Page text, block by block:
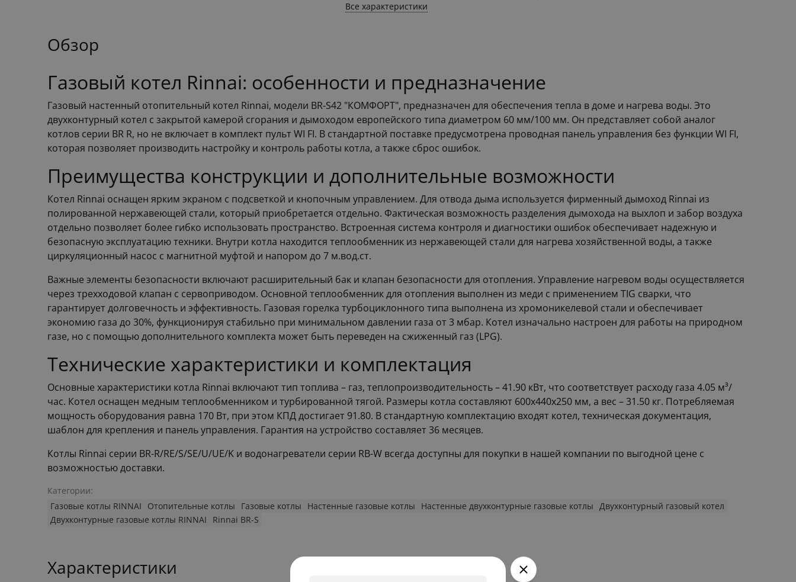
Все характеристики
Обзор
Газовый котел Rinnai: особенности и предназначение
Газовый настенный отопительный котел Rinnai, модели BR-S42 "КОМФОРТ", предназначен для обеспечения тепла в доме и нагрева воды. Это
двухконтурный котел с закрытой камерой сгорания и дымоходом европейского типа диаметром 60 мм/100 мм. Он представляет собой аналог
котлов серии BR R, но не включает в комплект пульт WI FI. В стандартной поставке предусмотрена проводная панель управления без функции WI FI,
которая позволяет производить настройку и контроль работы котла, а также сброс ошибок.
Преимущества конструкции и дополнительные возможности
Котел Rinnai оснащен ярким экраном с подсветкой и кнопочным управлением. Для отвода дыма используется фирменный дымоход Rinnai из
полированной нержавеющей стали, который приобретается отдельно. Фактическая возможность разделения дымохода на выхлоп и забор воздуха
отдельно позволяет более гибко использовать пространство. Встроенная система контроля и диагностики ошибок обеспечивает надежную и
безопасную эксплуатацию техники. Внутри котла находится теплообменник из нержавеющей стали для нагрева хозяйственной воды, а также
циркуляционный насос с магнитной муфтой и напором до 7 м.вод.ст.
Важные элементы безопасности включают расширительный бак и клапан безопасности для отопления. Управление нагревом воды осуществляется
через трехходовой клапан с сервоприводом. Основной теплообменник для отопления выполнен из меди с применением TIG сварки, что
гарантирует долговечность и эффективность. Газовая горелка турбоциклонного типа выполнена из хромоникелевой стали и обеспечивает
экономию газа до 30%, функционируя стабильно при минимальном давлении газа от 3 мбар. Котел изначально настроен для работы на природном
газе, но с помощью дополнительного комплекта может быть переведен на сжиженный газ (LPG).
Технические характеристики и комплектация
Основные характеристики котла Rinnai включают тип топлива – газ, теплопроизводительность – 41.90 кВт, что соответствует расходу газа 4.05 м³/
час. Котел оснащен медным теплообменником и турбированной тягой. Размеры котла составляют 600x440x250 мм, а вес – 31.50 кг. Потребляемая
мощность оборудования равна 170 Вт, при этом КПД достигает 91.80. В стандартную комплектацию входят котел, техническая документация,
шаблон для крепления и панель управления. Гарантия на устройство составляет 36 месяцев.
Котлы Rinnai серии BR-R/RE/S/SE/U/UE/K и водонагреватели серии RB-W всегда доступны для покупки в нашей компании по выгодной цене с
возможностью доставки.
Категории:
Газовые котлы RINNAI
Отопительные котлы Газовые котлы Настенные газовые котлы Настенные двухконтурные газовые котлы Двухконтурный газовый котел
Двухконтурные газовые котлы RINNAI
Rinnai BR-S
Характеристики